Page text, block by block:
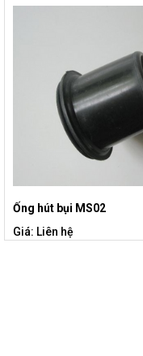
Ống hút bụi MS02
Giá: Liên hệ